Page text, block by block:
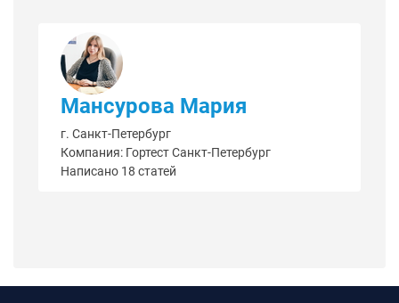
Мансурова Мария
г. Санкт-Петербург
Компания: Гортест Санкт-Петербург
Написано 18 статей